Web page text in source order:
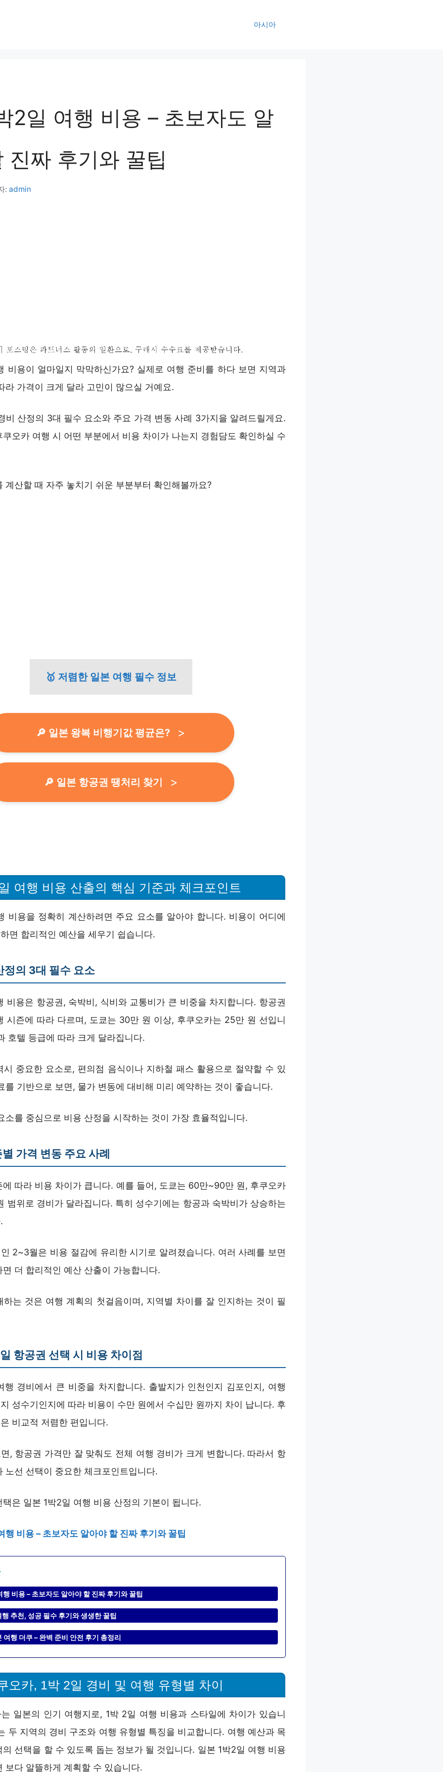
아시아
2일 여행 비용 – 초보자도 알
진짜 후기와 꿀팁
: admin
비용이 얼마일지 막막하신가요? 실제로 여행 준비를 하다 보면 지역과
라 가격이 크게 달라 고민이 많으실 거예요.
비 산정의 3대 필수 요소와 주요 가격 변동 사례 3가지을 알려드릴게요.
오카 여행 시 어떤 부분에서 비용 차이가 나는지 경험담도 확인하실 수
계산할 때 자주 놓치기 쉬운 부분부터 확인해볼까요?
🥇 저렴한 일본 여행 필수 정보
🔎 일본 왕복 비행기값 평균은?
🔎 일본 항공권 땡처리 찾기
여행 비용 산출의 핵심 기준과 체크포인트
비용을 정확히 계산하려면 주요 요소를 알아야 합니다. 비용이 어디에
면 합리적인 예산을 세우기 쉽습니다.
정의 3대 필수 요소
비용은 항공권, 숙박비, 식비와 교통비가 큰 비중을 차지합니다. 항공권
시즌에 따라 다르며, 도쿄는 30만 원 이상, 후쿠오카는 25만 원 선입니
호텔 등급에 따라 크게 달라집니다.
시 중요한 요소로, 편의점 음식이나 지하철 패스 활용으로 절약할 수 있
를 기반으로 보면, 물가 변동에 대비해 미리 예약하는 것이 좋습니다.
소를 중심으로 비용 산정을 시작하는 것이 가장 효율적입니다.
가격 변동 주요 사례
에 따라 비용 차이가 큽니다. 예를 들어, 도쿄는 60만~90만 원, 후쿠오카
범위로 경비가 달라집니다. 특히 성수기에는 항공과 숙박비가 상승하는
2~3월은 비용 절감에 유리한 시기로 알려졌습니다. 여러 사례를 보면
더 합리적인 예산 산출이 가능합니다.
하는 것은 여행 계획의 첫걸음이며, 지역별 차이를 잘 인지하는 것이 필
항공권 선택 시 비용 차이점
행 경비에서 큰 비중을 차지합니다. 출발지가 인천인지 김포인지, 여행
성수기인지에 따라 비용이 수만 원에서 수십만 원까지 차이 납니다. 후
비교적 저렴한 편입니다.
, 항공권 가격만 잘 맞춰도 전체 여행 경비가 크게 변합니다. 따라서 항
노선 선택이 중요한 체크포인트입니다.
은 일본 1박2일 여행 비용 산정의 기본이 됩니다.
행 비용 – 초보자도 알아야 할 진짜 후기와 꿀팁
행 비용 – 초보자도 알아야 할 진짜 후기와 꿀팁
추천, 성공 필수 후기와 생생한 꿀팁
여행 더쿠 – 완벽 준비 안전 후기 총정리
오카, 1박 2일 경비 및 여행 유형별 차이
일본의 인기 여행지로, 1박 2일 여행 비용과 스타일에 차이가 있습니
두 지역의 경비 구조와 여행 유형별 특징을 비교합니다. 여행 예산과 목
선택을 할 수 있도록 돕는 정보가 될 것입니다. 일본 1박2일 여행 비용
보다 알뜰하게 계획할 수 있습니다.